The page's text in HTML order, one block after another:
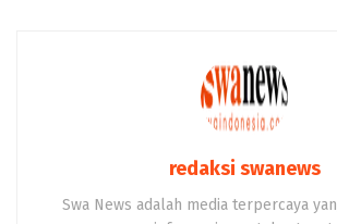
redaksi swanews
Swa News adalah media terpercaya